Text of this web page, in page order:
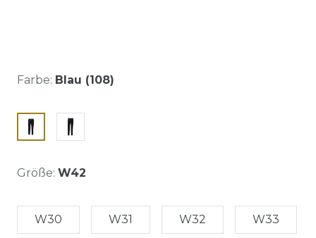
Farbe: Blau (108)
Größe: W42
W30 W31 W32 W33